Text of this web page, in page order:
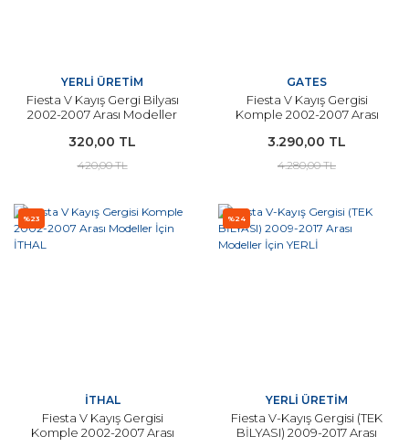
YERLİ ÜRETİM
Fiesta V Kayış Gergi Bilyası
2002-2007 Arası Modeller
320,00 TL
420,00 TL
GATES
Fiesta V Kayış Gergisi
Komple 2002-2007 Arası
3.290,00 TL
4.280,00 TL
%23
İTHAL
Fiesta V Kayış Gergisi
Komple 2002-2007 Arası
%24
YERLİ ÜRETİM
Fiesta V-Kayış Gergisi (TEK
BİLYASI) 2009-2017 Arası